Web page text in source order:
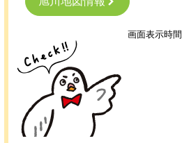
画面表示時